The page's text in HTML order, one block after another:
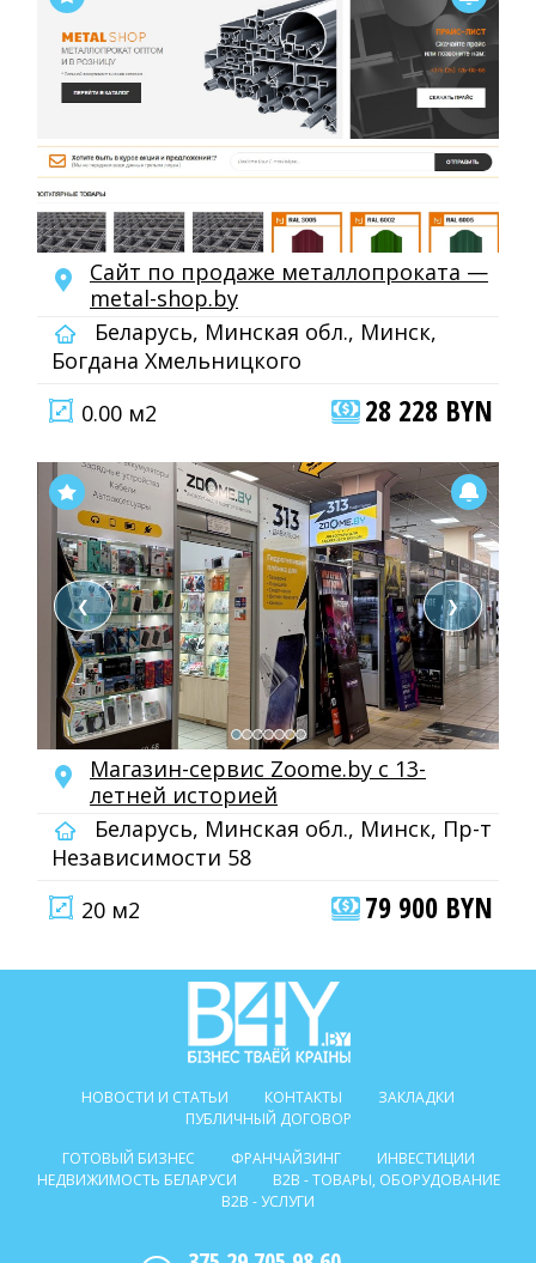
Сайт по продаже металлопроката —
metal-shop.by
Беларусь, Минская обл., Минск,
Богдана Хмельницкого
0.00 м2
28 228 BYN
❮ ❯
Магазин-сервис Zoome.by с 13-
летней историей
Беларусь, Минская обл., Минск, Пр-т
Независимости 58
20 м2
79 900 BYN
НОВОСТИ И СТАТЬИ КОНТАКТЫ
ЗАКЛАДКИ
ПУБЛИЧНЫЙ ДОГОВОР
ГОТОВЫЙ БИЗНЕС
ФРАНЧАЙЗИНГ
ИНВЕСТИЦИИ
НЕДВИЖИМОСТЬ БЕЛАРУСИ
B2B - ТОВАРЫ, ОБОРУДОВАНИЕ
B2B - УСЛУГИ